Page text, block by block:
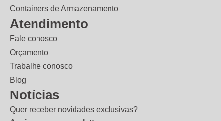
Containers de Armazenamento
Atendimento
Fale conosco
Orçamento
Trabalhe conosco
Blog
Notícias
Quer receber novidades exclusivas?